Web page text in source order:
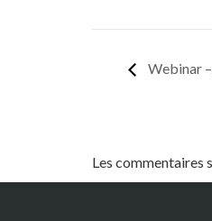
Webinar
Les commentaires